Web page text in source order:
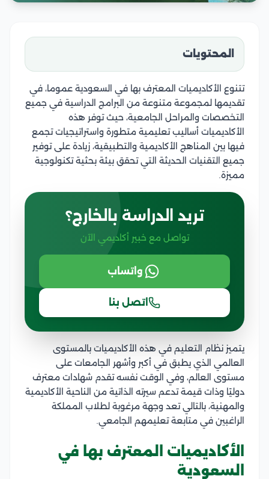
المحتويات
تتنوع الأكاديميات المعترف بها في السعودية عموما، في
تقديمها لمجموعة متنوعة من البرامج الدراسية في جميع
التخصصات والمراحل الجامعية، حيث توفر هذه
الأكاديميات أساليب تعليمية متطورة واستراتيجيات تجمع
فيها بين المناهج الأكاديمية والتطبيقية، زيادة على توفير
جميع التقنيات الحديثة التي تحقق بيئة بحثية تكنولوجية
مميزة.
تريد الدراسة بالخارج؟
تواصل مع خبير أكاديمي الآن
واتساب
اتصل بنا
يتميز نظام التعليم في هذه الأكاديميات بالمستوى
العالمي الذي يطبق في أكبر وأشهر الجامعات على
مستوى العالم، وفي الوقت نفسه تقدم شهادات معترف
دوليًا وذات قيمة تدعم سيرته الذاتية من الناحية الأكاديمية
والمهنية، بالتاليتعد وجهة مرغوبة لطلاب المملكة
الراغبين في متابعة تعليمهم الجامعي.
الأكاديميات المعترف بها في
السعودية